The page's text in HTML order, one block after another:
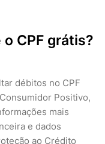
CPF grátis?
débitos no CPF
Positivo,
mais
e dados
ao Crédito